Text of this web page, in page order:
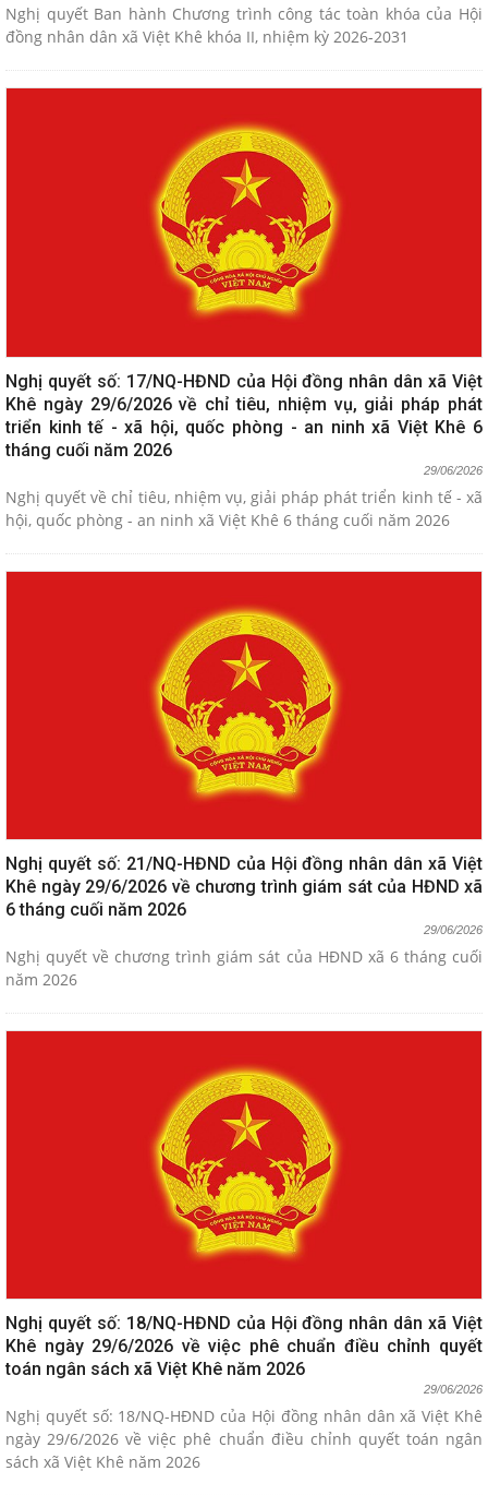
Nghị quyết Ban hành Chương trình công tác toàn khóa của Hội
đồng nhân dân xã Việt Khê khóa II, nhiệm kỳ 2026-2031
Nghị quyết số: 17/NQ-HĐND của Hội đồng nhân dân xã Việt
Khê ngày 29/6/2026 về chỉ tiêu, nhiệm vụ, giải pháp phát
triển kinh tế - xã hội, quốc phòng - an ninh xã Việt Khê 6
tháng cuối năm 2026
29/06/2026
Nghị quyết về chỉ tiêu, nhiệm vụ, giải pháp phát triển kinh tế - xã
hội, quốc phòng - an ninh xã Việt Khê 6 tháng cuối năm 2026
Nghị quyết số: 21/NQ-HĐND của Hội đồng nhân dân xã Việt
Khê ngày 29/6/2026 về chương trình giám sát của HĐND xã
6 tháng cuối năm 2026
29/06/2026
Nghị quyết về chương trình giám sát của HĐND xã 6 tháng cuối
năm 2026
Nghị quyết số: 18/NQ-HĐND của Hội đồng nhân dân xã Việt
Khê ngày 29/6/2026 về việc phê chuẩn điều chỉnh quyết
toán ngân sách xã Việt Khê năm 2026
29/06/2026
Nghị quyết số: 18/NQ-HĐND của Hội đồng nhân dân xã Việt Khê
ngày 29/6/2026 về việc phê chuẩn điều chỉnh quyết toán ngân
sách xã Việt Khê năm 2026